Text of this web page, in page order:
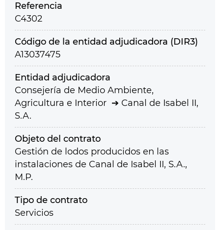
Referencia
C4302
Código de la entidad adjudicadora (DIR3)
A13037475
Entidad adjudicadora
Consejería de Medio Ambiente,
Agricultura e Interior
Canal de Isabel II,
S.A.
Objeto del contrato
Gestión de lodos producidos en las
instalaciones de Canal de Isabel II, S.A.,
M.P.
Tipo de contrato
Servicios